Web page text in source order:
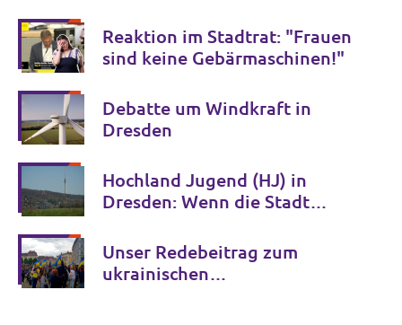
Reaktion im Stadtrat: "Frauen
sind keine Gebärmaschinen!"
Debatte um Windkraft in
Dresden
Hochland Jugend (HJ) in
Dresden: Wenn die Stadt
füllen Rechtsextreme diese
Lücke
Unser Redebeitrag zum
ukrainischen